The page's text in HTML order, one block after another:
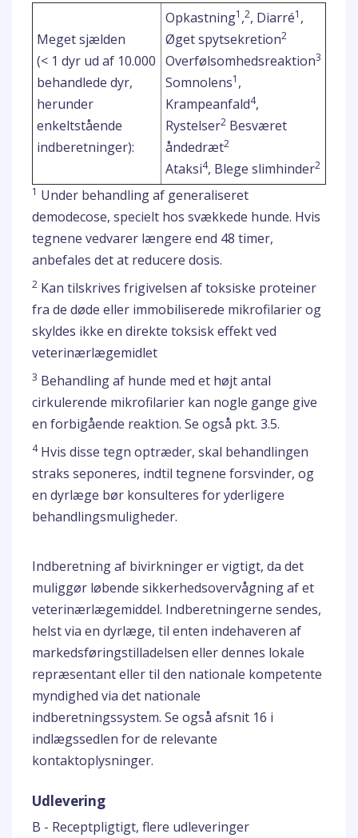
Meget sjælden
(< 1 dyr ud af 10.000
behandlede dyr,
herunder
enkeltstående
indberetninger):
Opkastning1 ,2, Diarré1 ,
Øget spytsekretion2
Overfølsomhedsreaktion3
Somnolens1 ,
Krampeanfald4,
Rystelser2 Besværet
åndedræt2
Ataksi4, Blege slimhinder2
1 Under behandling af generaliseret
demodecose, specielt hos svækkede hunde. Hvis
tegnene vedvarer længere end 48 timer,
anbefales det at reducere dosis.
2 Kan tilskrives frigivelsen af toksiske proteiner
fra de døde eller immobiliserede mikrofilarier og
skyldes ikke en direkte toksisk effekt ved
veterinærlægemidlet
3 Behandling af hunde med et højt antal
cirkulerende mikrofilarier kan nogle gange give
en forbigående reaktion. Se også pkt. 3.5.
4Hvis disse tegn optræder, skal behandlingen
straks seponeres, indtil tegnene forsvinder, og
en dyrlæge bør konsulteres for yderligere
behandlingsmuligheder.
Indberetning af bivirkninger er vigtigt, da det
muliggør løbende sikkerhedsovervågning af et
veterinærlægemiddel. Indberetningerne sendes,
helst via en dyrlæge, til enten indehaveren af
markedsføringstilladelsen eller dennes lokale
repræsentant eller til den nationale kompetente
myndighed via det nationale
indberetningssystem. Se også afsnit 16 i
indlægssedlen for de relevante
kontaktoplysninger.
Udlevering
B - Receptpligtigt, flere udleveringer